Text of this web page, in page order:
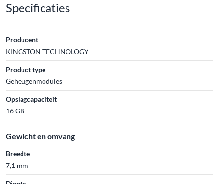
Specificaties
Producent
KINGSTON TECHNOLOGY
Product type
Geheugenmodules
Opslagcapaciteit
16 GB
Gewicht en omvang
Breedte
7,1 mm